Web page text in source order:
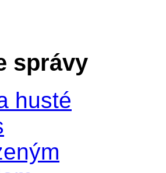
správy